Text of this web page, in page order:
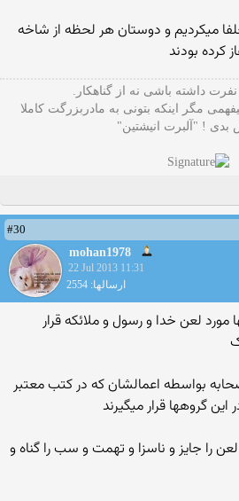
میکردیم و دوستان هر لحظه از شاخه
کرده بودند
داشته باشی نه از گناهکار.
مگر اینکه بتونی به مادربزرگت کاملا
! "آلبرت انیشتین"
#30
mohan1978
22 Jul 2013 11:31
ارسالها: 2554
انسانها مورد لعن خدا و رسول و ملائکه قرار
بواسطه اعمالشان که در کتب معتبر
گروهها قرار میگیرند
را جایز و ناسزا و تهمت و سب را گناه و